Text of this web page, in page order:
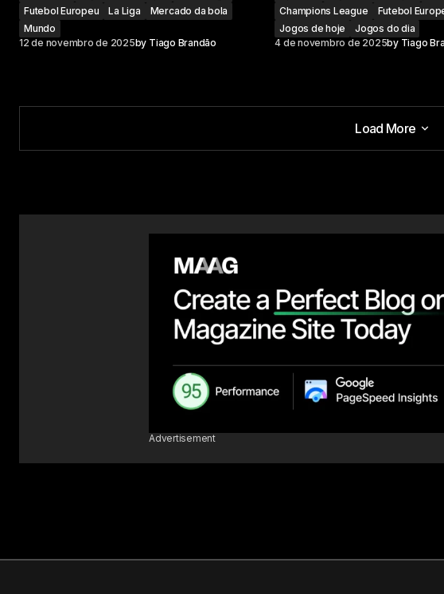
Futebol Europeu
La Liga
Mercado da bola
Mundo
12 de novembro de 2025by Tiago Brandão
Champions League
Futebol
Jogos de hoje
Jogos do dia
4 de novembro de 2025by Tiago
Load More
Load More
Advertisement